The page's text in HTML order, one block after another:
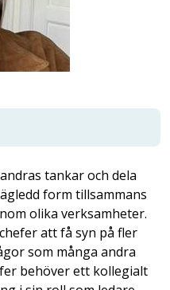
tankar och dela
form tillsammans
olika verksamheter.
att få syn på fler
som många andra
behöver ett kollegialt